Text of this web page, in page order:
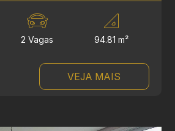
2 Vagas 94.81 m²
VEJA MAIS